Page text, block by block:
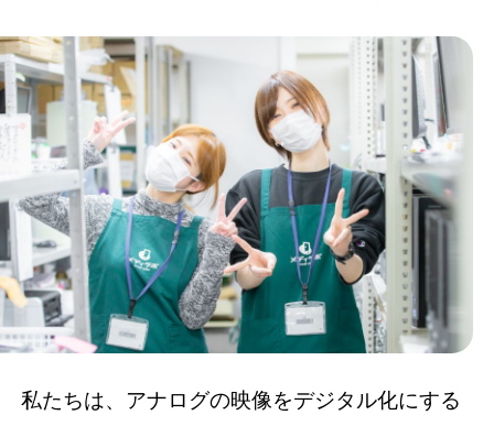
私たちは、アナログの映像をデジタル化にする